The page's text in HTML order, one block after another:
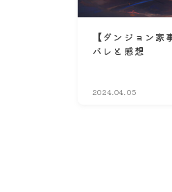
【ダンジョン
バレと感想
2024.04.05